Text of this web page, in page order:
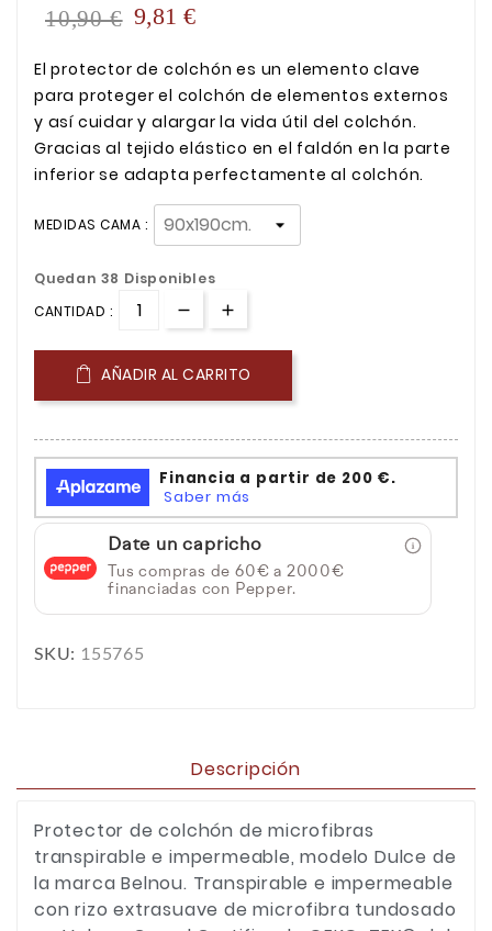
10,90 € 9,81 €
El protector de colchón es un elemento clave
para proteger el colchón de elementos externos
y así cuidar y alargar la vida útil del colchón.
Gracias al tejido elástico en el faldón en la parte
inferior se adapta perfectamente al colchón.
MEDIDAS CAMA :
Quedan 38 Disponibles
CANTIDAD :
AÑADIR AL CARRITO
Date un capricho
Tus compras de 60€ a 2000€
financiadas con Pepper.
SKU: 155765
Descripción
Protector de colchón de microfibras
transpirable e impermeable, modelo Dulce de
la marca Belnou. Transpirable e impermeable
con rizo extrasuave de microfibra tundosado